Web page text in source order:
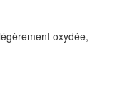
oxydée,